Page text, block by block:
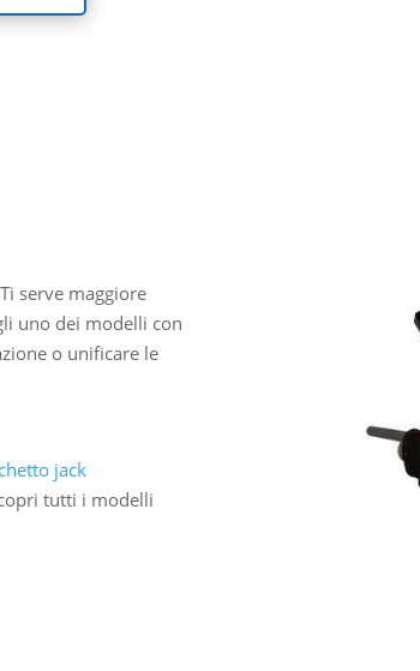
serve maggiore
uno dei modelli con
o unificare le
jack
tutti i modelli